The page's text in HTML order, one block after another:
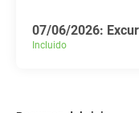
07/06/2026:
Incluido